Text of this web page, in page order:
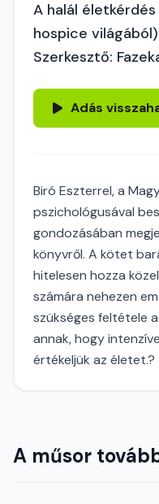
A halál
hospice világából)
Szerkesztő:
Adás
Biró Eszterrel, a
pszichológusával
gondozásában
könyvről. A kötet
hitelesen hozza
számára nehezen
szükséges feltétele
annak, hogy
értékeljük az életet.?
A műsor